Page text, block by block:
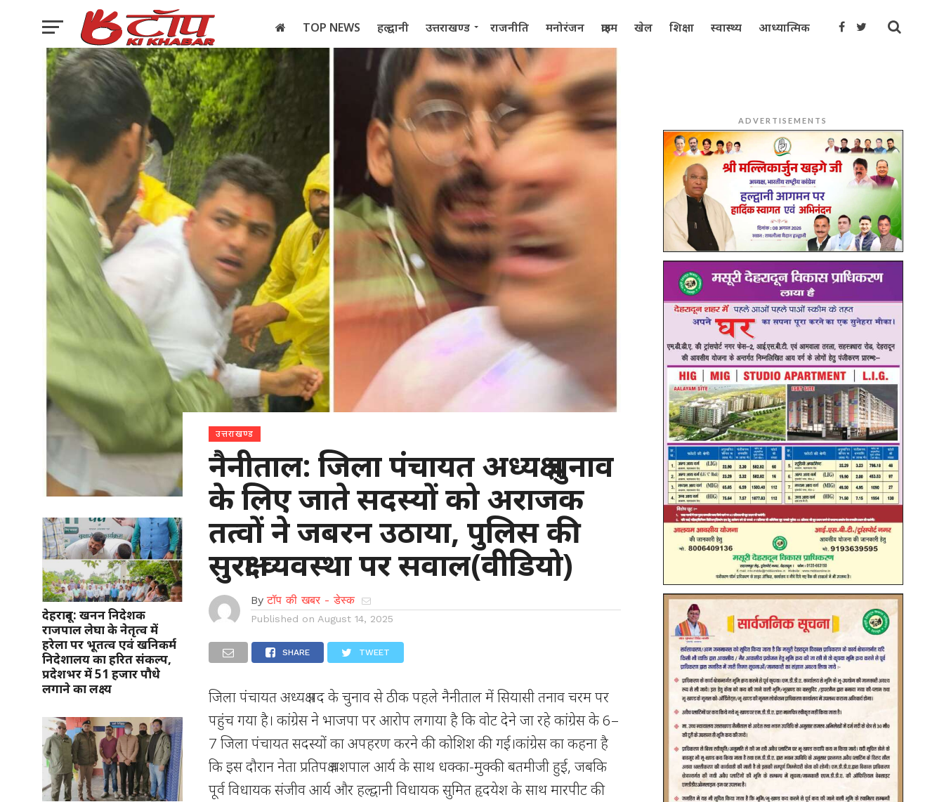
TOP NEWS हल्द्वानी उत्तराखण्ड राजनीति मनोरंजन क्राइम खेल शिक्षा स्वास्थ्य आध्यात्मिक
इलेक्शन 2022
देहरादून: खनन निदेशक
राजपाल लेघा के नेतृत्व में
हरेला पर भूतत्व एवं खनिकर्म
निदेशालय का हरित संकल्प,
प्रदेशभर में 51 हजार पौधे
लगाने का लक्ष्य
उत्तराखण्ड
नैनीताल: जिला पंचायत अध्यक्ष चुनाव
के लिए जाते सदस्यों को अराजक
तत्वों ने जबरन उठाया, पुलिस की
सुरक्षा व्यवस्था पर सवाल(वीडियो)
By टॉप की खबर - डेस्क
Published on August 14, 2025
SHARE TWEET
जिला पंचायत अध्यक्ष पद के चुनाव से ठीक पहले नैनीताल में सियासी तनाव चरम पर
पहुंच गया है। कांग्रेस ने भाजपा पर आरोप लगाया है कि वोट देने जा रहे कांग्रेस के 6–
7 जिला पंचायत सदस्यों का अपहरण करने की कोशिश की गई।कांग्रेस का कहना है
कि इस दौरान नेता प्रतिपक्ष यशपाल आर्य के साथ धक्का-मुक्की बतमीजी हुई, जबकि
पूर्व विधायक संजीव आर्य और हल्द्वानी विधायक सुमित हृदयेश के साथ मारपीट की
ADVERTISEMENTS